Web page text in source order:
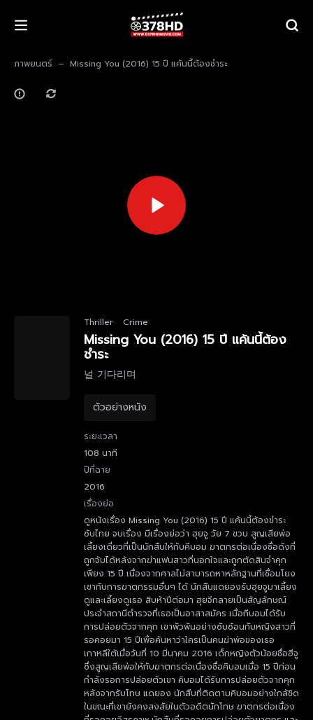
ภาพยนตร์ Missing You (2016) 15 ปี แค้นนี้ต้องชําระ
Thriller Crime
Missing You (2016) 15 ปี แค้นนี้ต้อง
ชําระ
널 기다리며
ตัวอย่างหนัง
ระยะเวลา
108 นาที
ปีที่ฉาย
2016
เรื่องย่อ
ดูหนังเรื่อง Missing You (2016) 15 ปี แค้นนี้ต้องชําระ
ซับไทย จบเรื่อง มีเรื่องย่อว่า ฮุยจู วัย 7 ขวบ สูญเสียพ่อ
เลี้ยงเดี่ยวที่เป็นนักสืบให้กับคีบอม ฆาตกรต่อเนื่องชื่อดังที่
ถูกจับได้หลังจากฆ่าแฟนสาวที่นอกใจและถูกตัดสินจำคุก
เพียง 15 ปี เนื่องจากศาลไม่สามารถหาหลักฐานที่เชื่อมโยง
เขากับการฆาตกรรมอื่นๆ ได้ นักสืบแดยองรับฮุยจูมาเลี้ยง
ดูและเลี้ยงดูเธอ สิบห้าปีต่อมา ฮุยจีกลายเป็นสัญลักษณ์
ประจำสถานีตำรวจที่เธอเป็นอาสาสมัคร เมื่อกีบอมได้รับ
การปล่อยตัวจากคุก เขาพัวพันอย่างซับซ้อนกับหญิงสาวที่
รอคอยมา 15 ปีเพื่อค้นหาว่าใครเป็นคนฆ่าพ่อของเธอ
เกาหลีใต้เมื่อวันที่ 10 มีนาคม 2016 เด็กหญิงตัวน้อยชื่อฮีจู
ซึ่งสูญเสียพ่อให้กับฆาตกรต่อเนื่องชื่อคิบอมเมื่อ 15 ปีก่อน
กำลังรอการปล่อยตัวเขา คิบอมได้รับการปล่อยตัวจากคุก
หลังจากรับโทษ แดยอง นักสืบที่ติดตามคิบอมอย่างใกล้ชิด
ในขณะที่เขายังคงสงสัยในตัวอดีตนักโทษ ฆาตกรต่อเนื่อง